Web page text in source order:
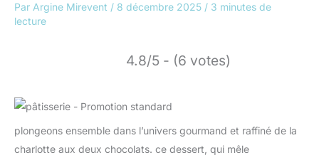
Par Argine Mirevent / 8 décembre 2025 / 3 minutes de
lecture
4.8/5 - (6 votes)
plongeons ensemble dans l’univers gourmand et raffiné de la
charlotte aux deux chocolats. ce dessert, qui mêle